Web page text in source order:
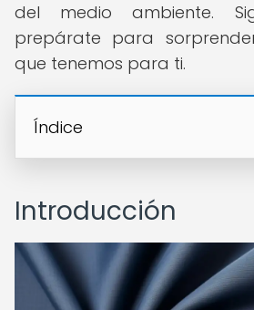
del medio ambiente.
prepárate para
que tenemos para ti.
Índice
Introducción